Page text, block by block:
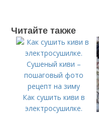
Читайте также
Как сушить киви в
электросушилке.